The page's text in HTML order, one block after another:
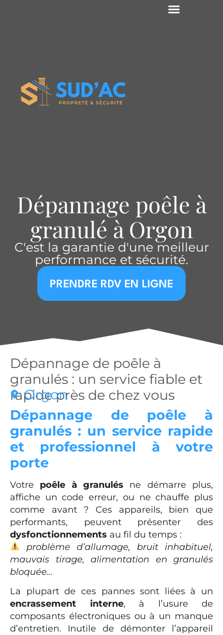
Dépannage poêle à
granulé à Orgon
C'est la garantie d'une meilleur
performance et sécurité.
PRENDRE RDV EN LIGNE
Dépannage de poêle à
granulés : un service fiable et
rapide près de chez vous
Orgon
Dépannage de poêle à
granulés : un service rapide
et professionnel à votre
porte
Votre poêle à granulés ne démarre plus,
affiche un code erreur, ou ne chauffe plus
comme avant ? Ces appareils, bien que
performants, peuvent présenter des
dysfonctionnements au fil du temps :
problème d’allumage, bruit inhabituel,
mauvais tirage, alimentation en granulés
bloquée…
La plupart de ces pannes sont liées à un
encrassement interne, à l’usure de
composants électroniques ou à un manque
d’entretien. Inutile de démonter l’appareil